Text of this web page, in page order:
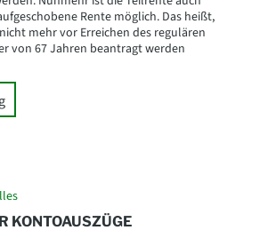
Rente möglich. Das heißt,
mehr vor Erreichen des regulären
von 67 Jahren beantragt werden
KONTOAUSZÜGE